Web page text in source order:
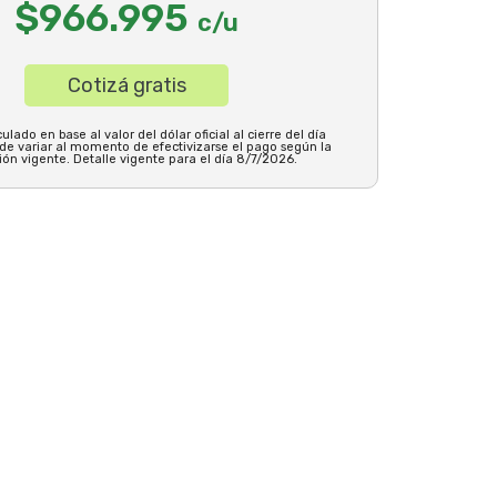
$966.995 c/u
Cotizá gratis
en base al valor del dólar oficial al cierre del día
variar al momento de efectivizarse el pago según la
vigente. Detalle vigente para el día 8/7/2026.